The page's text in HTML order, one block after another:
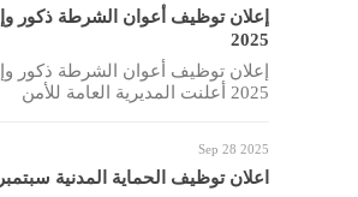
إعلان توظيف أعوان الشرطة ذكور
2025
إعلان توظيف أعوان الشرطة ذكور
2025 أعلنت المديرية العامة للأمن
Sep 28 2025
اعلان توظيف الحماية المدنية سبتمبر 2025